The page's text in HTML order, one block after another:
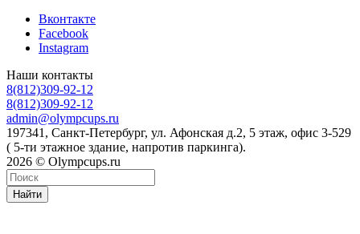
Вконтакте
Facebook
Instagram
Наши контакты
8(812)309-92-12
8(812)309-92-12
admin@olympcups.ru
197341, Санкт-Петербург, ул. Афонская д.2, 5 этаж, офис 3-529
( 5-ти этажное здание, напротив паркинга).
2026 © Olympcups.ru
Найти